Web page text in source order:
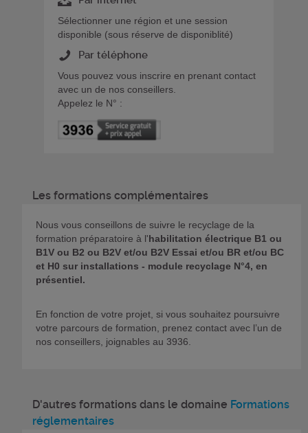
Sélectionner une région et une session
disponible (sous réserve de disponiblité)
Par téléphone
Vous pouvez vous inscrire en prenant contact
avec un de nos conseillers.
Appelez le N° :
Les formations complémentaires
Nous vous conseillons de suivre le recyclage de la
formation préparatoire à l'habilitation électrique B1 ou
B1V ou B2 ou B2V et/ou B2V Essai et/ou BR et/ou BC
et H0 sur installations - module recyclage N°4, en
présentiel.
En fonction de votre projet, si vous souhaitez poursuivre
votre parcours de formation, prenez contact avec l’un de
nos conseillers, joignables au 3936.
D'autres formations dans le domaine Formations
réglementaires